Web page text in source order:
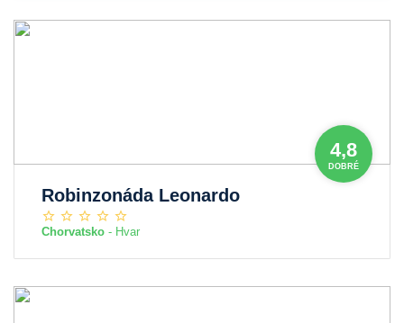
4,8
DOBRÉ
Robinzonáda Leonardo
Chorvatsko - Hvar